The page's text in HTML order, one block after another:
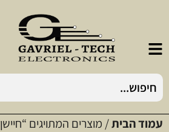
עמוד הבית/ מוצרים המתויגים “חיישן CO2”